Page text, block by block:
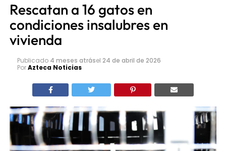
Rescatan a 16 gatos en
condiciones insalubres en
vivienda
Publicado 4 meses atrásel 24 de abril de 2026
PorAzteca Noticias